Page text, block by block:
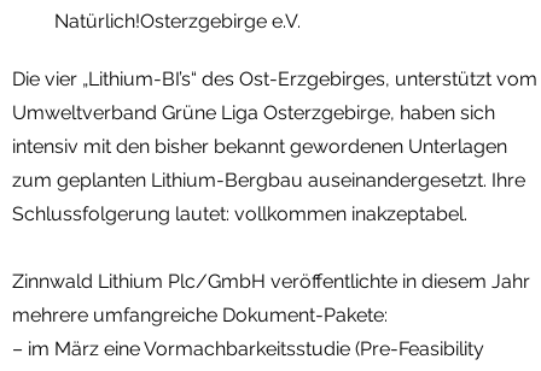
Natürlich!Osterzgebirge e.V.
Die vier „Lithium-BI’s“ des Ost-Erzgebirges, unterstützt vom
Umweltverband Grüne Liga Osterzgebirge, haben sich
intensiv mit den bisher bekannt gewordenen Unterlagen
zum geplanten Lithium-Bergbau auseinandergesetzt. Ihre
Schlussfolgerung lautet: vollkommen inakzeptabel.
Zinnwald Lithium Plc/GmbH veröffentlichte in diesem Jahr
mehrere umfangreiche Dokument-Pakete:
– im März eine Vormachbarkeitsstudie (Pre-Feasibility